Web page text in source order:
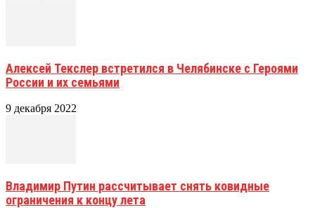
Алексей Текслер встретился в Челябинске с Героями
России и их семьями
9 декабря 2022
Владимир Путин рассчитывает снять ковидные
ограничения к концу лета